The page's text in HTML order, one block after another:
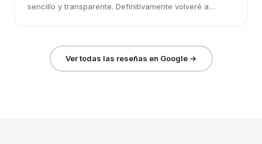
sencillo y transparente. Definitivamente volveré a
Ver todas las reseñas en Google →